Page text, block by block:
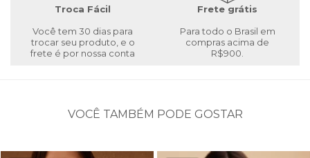
Troca Fácil
Você tem 30 dias para
trocar seu produto, e o
frete é por nossa conta
Frete grátis
Para todo o Brasil em
compras acima de
R$900.
VOCÊ TAMBÉM PODE GOSTAR